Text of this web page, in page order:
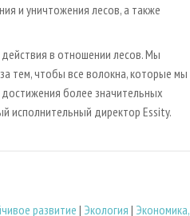
и уничтожения лесов, а также
в отношении лесов. Мы
тем, чтобы все волокна, которые мы
достижения более значительных
исполнительный директор Essity.
развитие | Экология | Экономика,